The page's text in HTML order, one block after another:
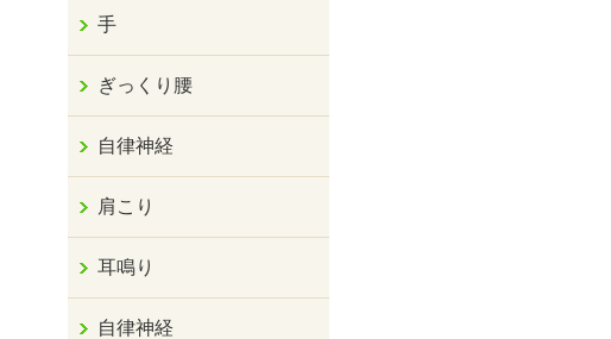
手
ぎっくり腰
自律神経
肩こり
耳鳴り
自律神経